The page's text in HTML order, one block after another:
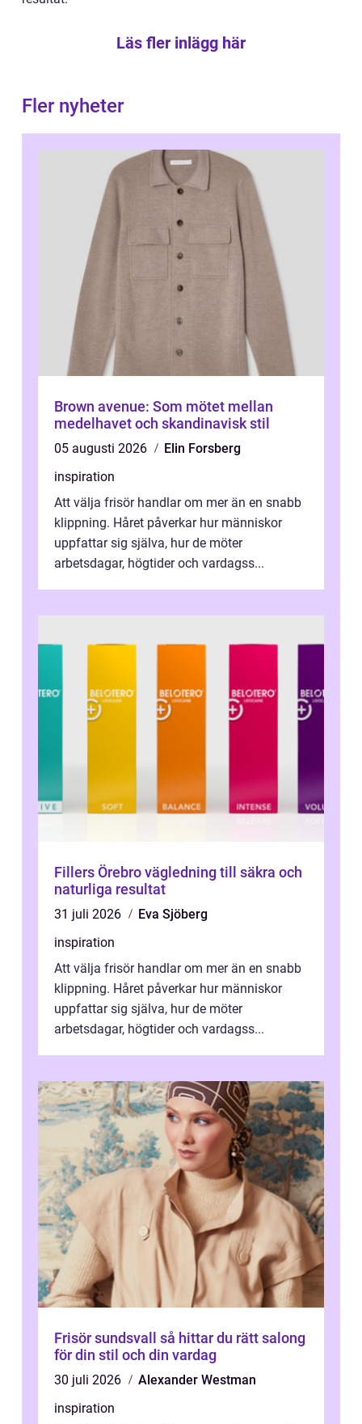
Läs fler inlägg här
Fler nyheter
Brown avenue: Som mötet mellan
medelhavet och skandinavisk stil
05 augusti 2026
Elin Forsberg
inspiration
Att välja frisör handlar om mer än en snabb
klippning. Håret påverkar hur människor
uppfattar sig själva, hur de möter
arbetsdagar, högtider och vardagss...
Fillers Örebro vägledning till säkra och
naturliga resultat
31 juli 2026
Eva Sjöberg
inspiration
Att välja frisör handlar om mer än en snabb
klippning. Håret påverkar hur människor
uppfattar sig själva, hur de möter
arbetsdagar, högtider och vardagss...
Frisör sundsvall så hittar du rätt salong
för din stil och din vardag
30 juli 2026
Alexander Westman
inspiration